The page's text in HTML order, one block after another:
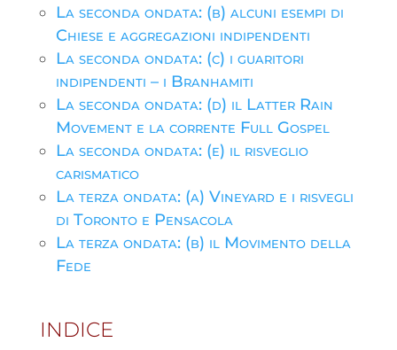
La seconda ondata: (b) alcuni esempi di
Chiese e aggregazioni indipendenti
La seconda ondata: (c) i guaritori
indipendenti – i Branhamiti
La seconda ondata: (d) il Latter Rain
Movement e la corrente Full Gospel
La seconda ondata: (e) il risveglio
carismatico
La terza ondata: (a) Vineyard e i risvegli
di Toronto e Pensacola
La terza ondata: (b) il Movimento della
Fede
INDICE